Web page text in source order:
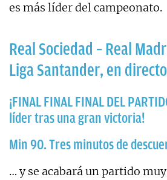
es más líder del campeonato.
Real Sociedad – Real
Liga Santander, en directo
¡FINAL FINAL FINAL DEL
líder tras una gran victoria!
Min 90. Tres minutos de
… y se acabará un partido